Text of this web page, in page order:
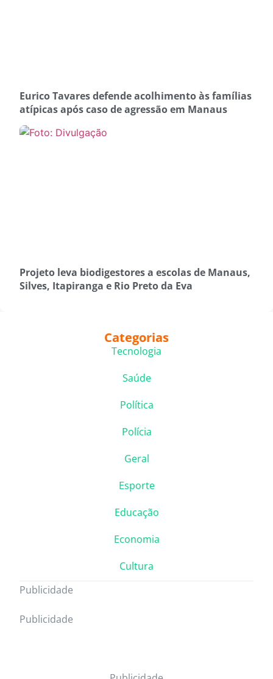
Eurico Tavares defende acolhimento às famílias
atípicas após caso de agressão em Manaus
Projeto leva biodigestores a escolas de Manaus,
Silves, Itapiranga e Rio Preto da Eva
Categorias
Tecnologia
Saúde
Política
Polícia
Geral
Esporte
Educação
Economia
Cultura
Publicidade
Publicidade